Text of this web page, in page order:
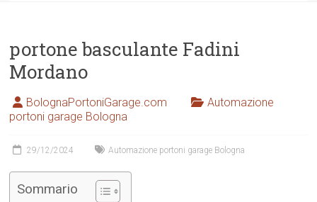
portone basculante Fadini
Mordano
BolognaPortoniGarage.com
Automazione
portoni garage Bologna
29/12/2024 Automazione portoni garage Bologna
Sommario